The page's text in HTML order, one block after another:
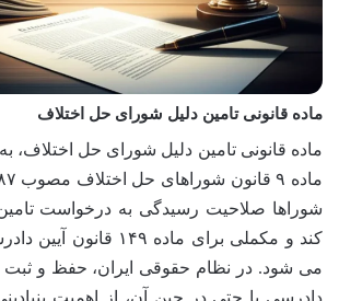
ماده قانونی تامین دلیل شورای حل اختلاف
ماده قانونی تامین دلیل شورای حل
شوراها صلاحیت رسیدگی به درخواست
کند و مکملی برای ماده
می شود. در نظام حقوقی ایران، حفظ و ثبت
دادرسی یا حتی در حین آن، از اهمیت